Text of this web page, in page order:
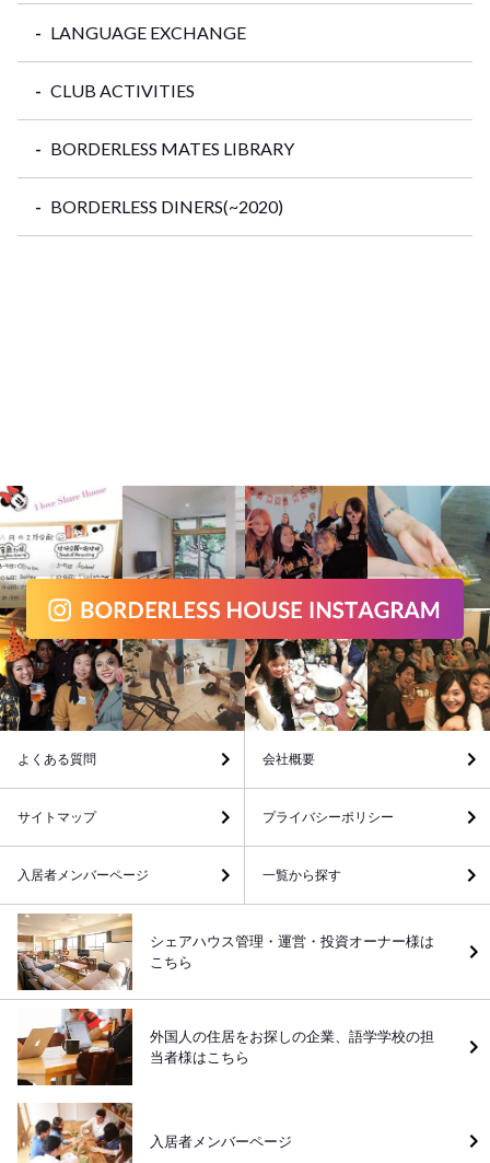
LANGUAGE EXCHANGE
CLUB ACTIVITIES
BORDERLESS MATES LIBRARY
BORDERLESS DINERS(~2020)
よくある質問 会社概要
サイトマップ プライバシーポリシー
入居者メンバーページ 一覧から探す
シェアハウス管理・運営・投資オーナー様は
こちら
外国人の住居をお探しの企業、語学学校の担
当者様はこちら
入居者メンバーページ